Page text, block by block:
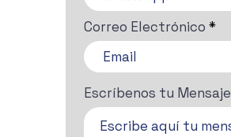
Correo Electrónico
Escríbenos tu Mensaje